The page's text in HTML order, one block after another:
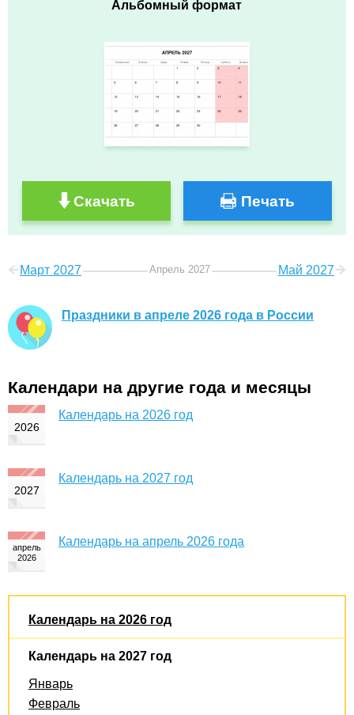
Альбомный формат
Скачать Печать
Март 2027 Апрель 2027 Май 2027
Праздники в апреле 2026 года в России
Календари на другие года и месяцы
Календарь на 2026 год
Календарь на 2027 год
Календарь на апрель 2026 года
Календарь на 2026 год
Календарь на 2027 год
Январь
Февраль